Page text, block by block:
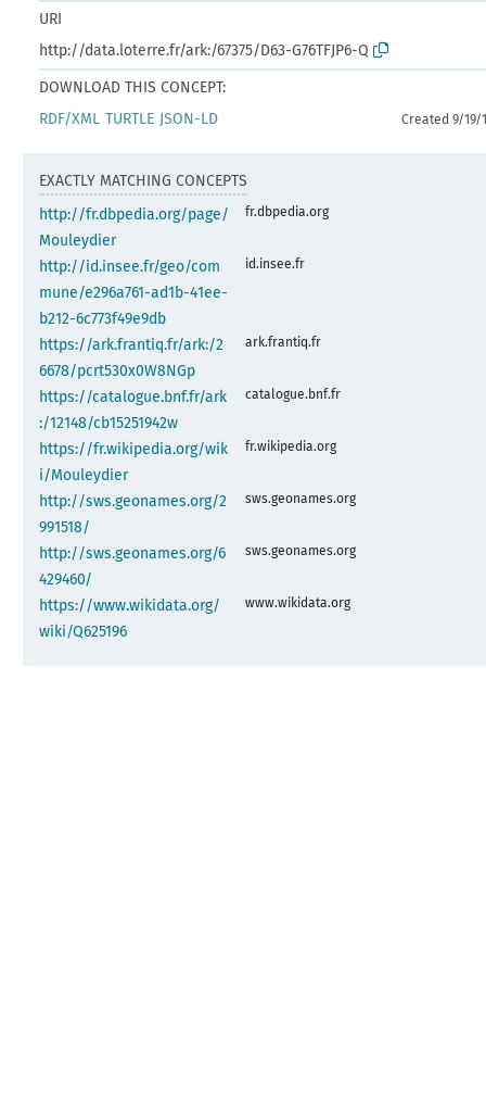
URI
http://data.loterre.fr/ark:/67375/D63-G76TFJP6-Q
DOWNLOAD THIS CONCEPT:
RDF/XML TURTLE JSON-LD Created 9/19/
EXACTLY MATCHING CONCEPTS
http://fr.dbpedia.org/page/
Mouleydier
fr.dbpedia.org
http://id.insee.fr/geo/com
mune/e296a761-ad1b-41ee-
b212-6c773f49e9db
id.insee.fr
https://ark.frantiq.fr/ark:/2
6678/pcrt530x0W8NGp
ark.frantiq.fr
https://catalogue.bnf.fr/ark
:/12148/cb15251942w
catalogue.bnf.fr
https://fr.wikipedia.org/wik
i/Mouleydier
fr.wikipedia.org
http://sws.geonames.org/2
991518/
sws.geonames.org
http://sws.geonames.org/6
429460/
sws.geonames.org
https://www.wikidata.org/
wiki/Q625196
www.wikidata.org